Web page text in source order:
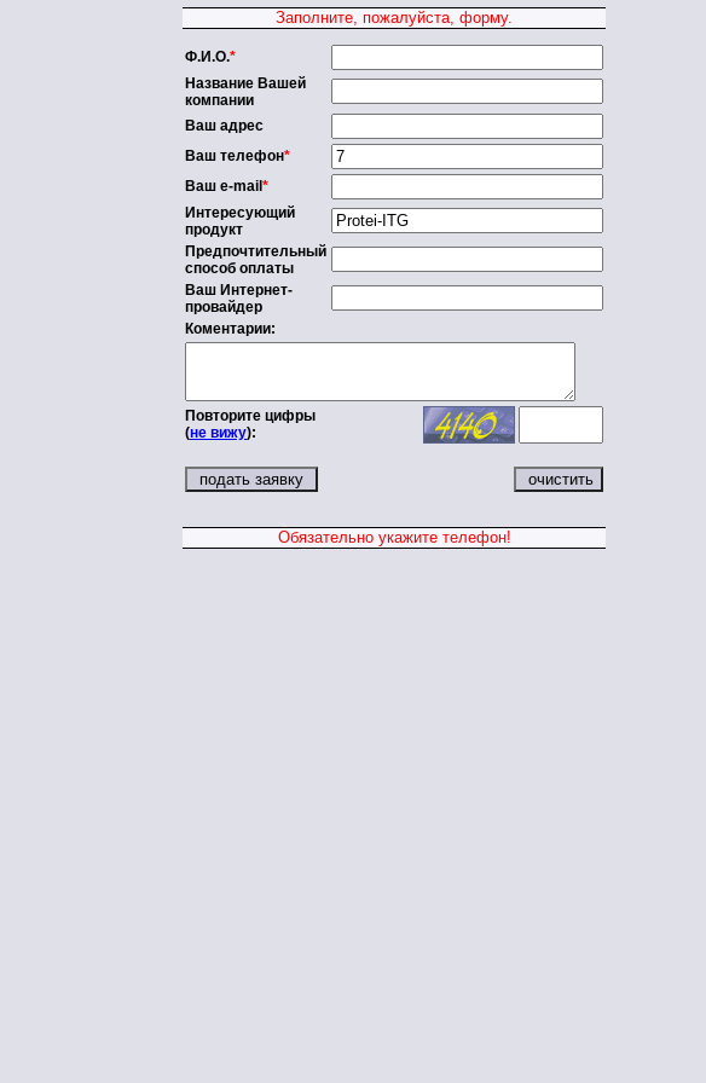
Заполните, пожалуйста, форму.
Ф.И.О.*
Название Вашей
компании
Ваш адрес
Ваш телефон*
Ваш e-mail *
Интересующий
продукт
Предпочтительный
способ оплаты
Ваш Интернет-
провайдер
Коментарии:
Повторите цифры
(не вижу):
Обязательно укажите телефон!